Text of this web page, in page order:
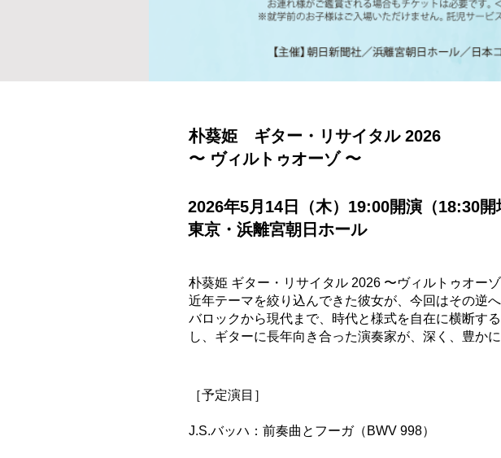
朴葵姫 ギター・リサイタル 2026
〜 ヴィルトゥオーゾ 〜
2026年5月14日（木）19:00開演（18:30開
東京・浜離宮朝日ホール
朴葵姫 ギター・リサイタル 2026 〜ヴィルトゥオーゾ
近年テーマを絞り込んできた彼女が、今回はその
バロックから現代まで、時代と様式を自在に横断す
し、ギターに長年向き合った演奏家が、深く、豊か
［​予定演目］
J.S.バッハ：前奏曲とフーガ（BWV 998）